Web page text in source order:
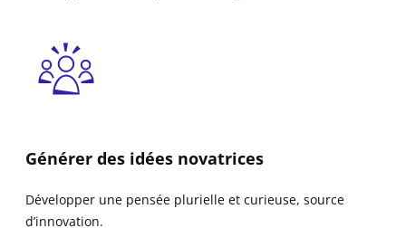
Générer des idées novatrices
Développer une pensée plurielle et curieuse, source
d’innovation.